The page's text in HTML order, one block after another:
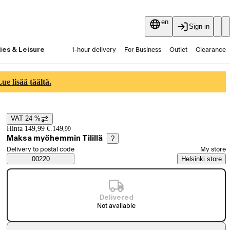
en
Sign in
& Leisure 1-hour delivery For Business Outlet Clearance
lisää täältä.
Price details
VAT 24 %
Hinta 149,99 €. 149,99
Maksa myöhemmin Tilillä ?
Saatavuustiedot
Select order method
Delivery to postal code
00220
My store
Helsinki store
Delivered
Not available